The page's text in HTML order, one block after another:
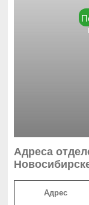
Адреса
Адрес